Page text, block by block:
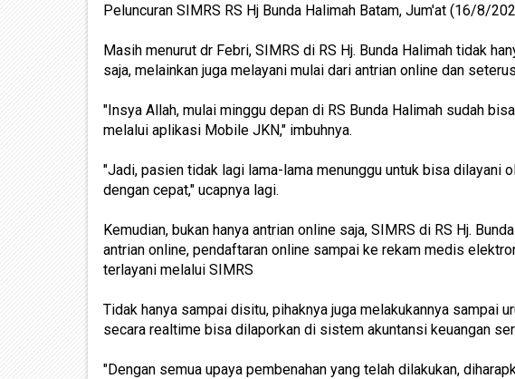
Peluncuran SIMRS RS Hj Bunda Halimah Batam, Jum'at (16/8/
Masih menurut dr Febri, SIMRS di RS Hj. Bunda Halimah tidak
saja, melainkan juga melayani mulai dari antrian online dan
"Insya Allah, mulai minggu depan di RS Bunda Halimah sudah
melalui aplikasi Mobile JKN," imbuhnya.
"Jadi, pasien tidak lagi lama-lama menunggu untuk bisa dilayani
dengan cepat," ucapnya lagi.
Kemudian, bukan hanya antrian online saja, SIMRS di RS Hj.
antrian online, pendaftaran online sampai ke rekam medis
terlayani melalui SIMRS
Tidak hanya sampai disitu, pihaknya juga melakukannya sampai
secara realtime bisa dilaporkan di sistem akuntansi keuangan
"Dengan semua upaya pembenahan yang telah dilakukan,